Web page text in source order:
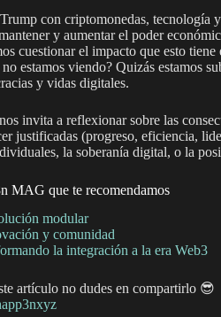
con criptomonedas, tecnología
y aumentar el poder
cuestionar el impacto que esto
estamos viendo? Quizás estamos
y vidas digitales.
invita a reflexionar sobre las
justificadas (progreso, eficiencia,
la soberanía digital, o la
MAG que te recomendamos
modular
y comunidad
la integración a la era Web3
artículo no dudes en compartirlo 😎
z